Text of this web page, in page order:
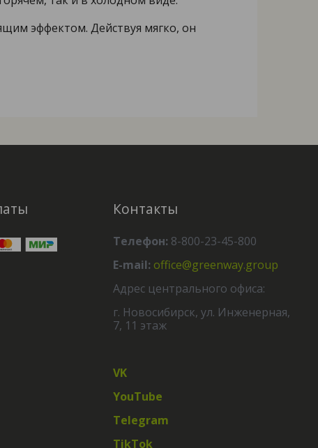
эффектом. Действуя мягко, он
Контакты
Телефон: 8-800-23-45-800
E-mail: office@greenway.group
Адрес центрального офиса:
г. Новосибирск, ул. Инженерная,
7, 11 этаж
VK
YouTube
Telegram
TikTok